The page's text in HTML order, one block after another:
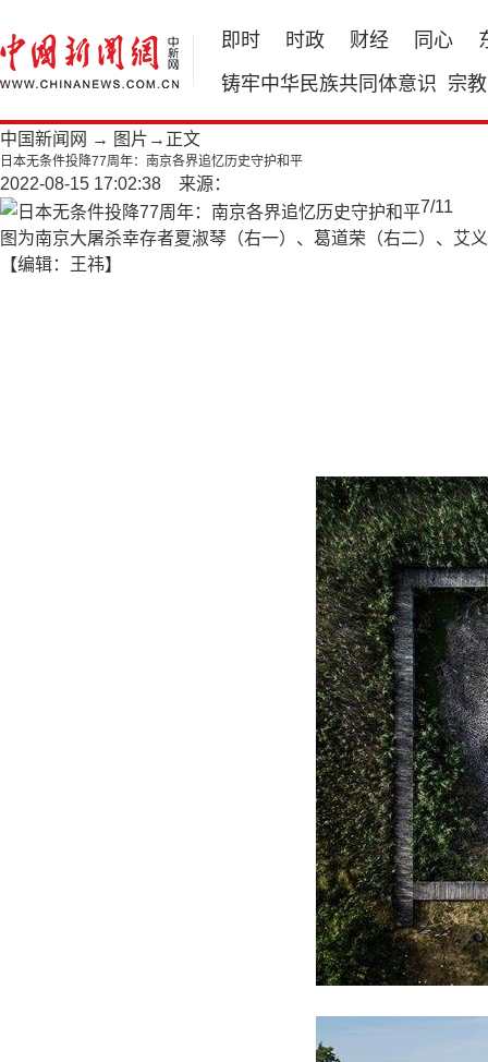
即时 时政 财经 同心
铸牢中华民族共同体意识 宗教
中国新闻网 → 图片 →正文
日本无条件投降77周年：南京各界追忆历史守护和平
2022-08-15 17:02:38 来源：
7/11
图为南京大屠杀幸存者夏淑琴（右一）、葛道荣（右二）、艾
【编辑：王祎】